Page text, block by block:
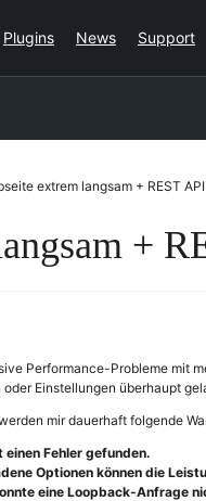
Plugins News Support
extrem langsam + REST
+
Performance-Probleme mit
Einstellungen überhaupt
mir dauerhaft folgende
einen Fehler gefunden.
Optionen können die
eine Loopback-Anfrage